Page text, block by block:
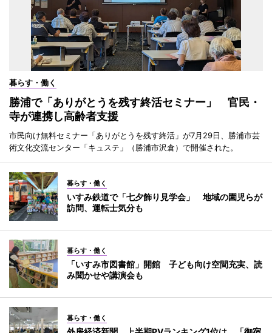
暮らす・働く
勝浦で「ありがとうを残す終活セミナー」 官民・
寺が連携し高齢者支援
市民向け無料セミナー「ありがとうを残す終活」が7月29日、勝浦市芸
術文化交流センター「キュステ」（勝浦市沢倉）で開催された。
暮らす・働く
いすみ鉄道で「七夕飾り見学会」 地域の園児らが
訪問、運転士気分も
暮らす・働く
「いすみ市図書館」開館 子ども向け空間充実、読
み聞かせや講演会も
暮らす・働く